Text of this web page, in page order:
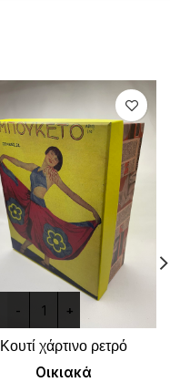
Κουτί χάρτινο ρετρό
Οικιακά